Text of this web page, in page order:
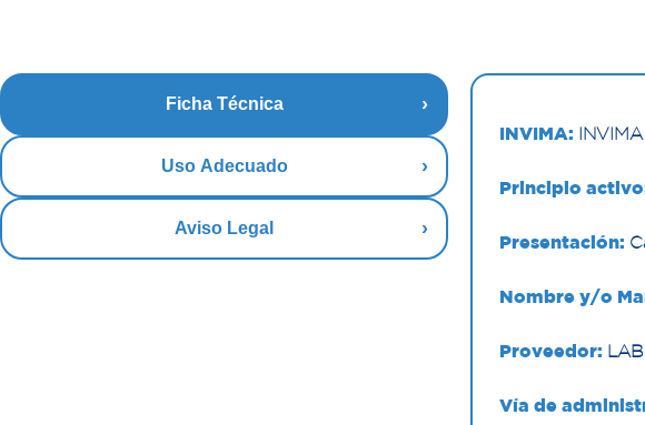
Ficha Técnica
Uso Adecuado
Aviso Legal
INVIMA:
Principio
Presentación:
Nombre y/o
Proveedor:
Vía de